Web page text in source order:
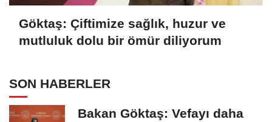
Göktaş: Çiftimize sağlık, huzur ve
mutluluk dolu bir ömür diliyorum
SON HABERLER
Bakan Göktaş: Vefayı daha